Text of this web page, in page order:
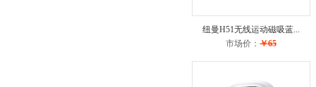
纽曼H51无线运动磁吸蓝...
市场价： ￥65